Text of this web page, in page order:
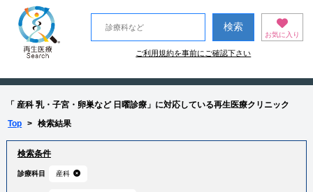
お気に入り
ご利用規約を事前にご確認下さい
「 産科 乳・子宮・卵巣など 日曜診療」に対応している再生医療クリニック
Top > 検索結果
検索条件
診療科目 産科